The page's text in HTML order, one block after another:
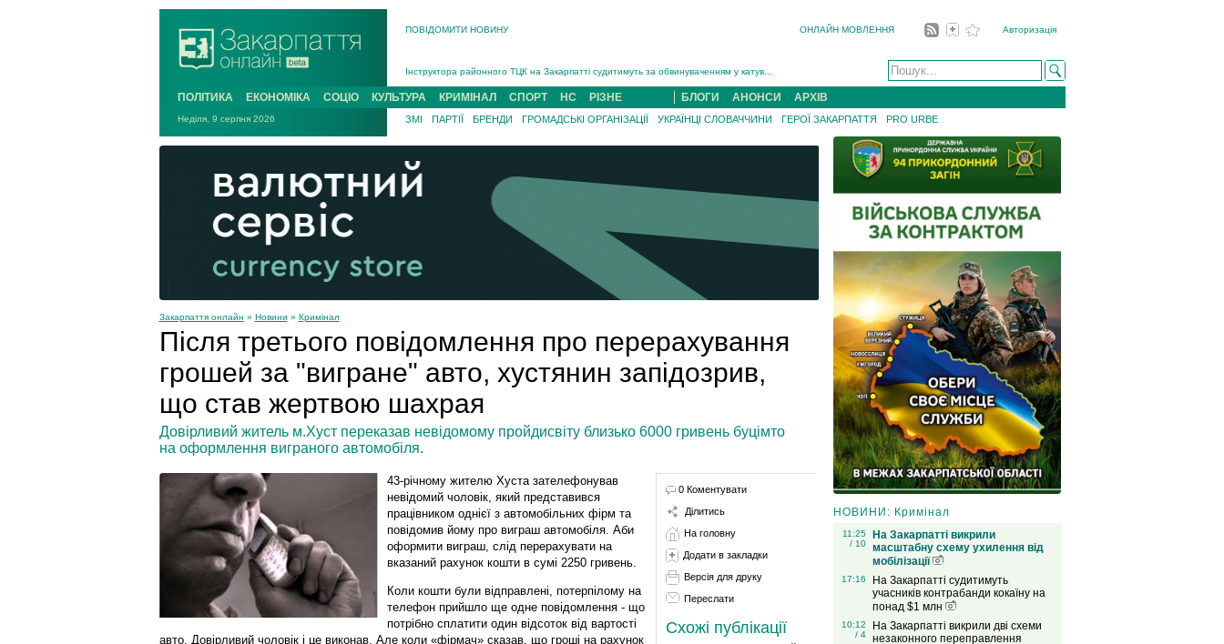
ПОВІДОМИТИ НОВИНУ ОНЛАЙН МОВЛЕННЯ Авторизація
Інструктора районного ТЦК на Закарпатті судитимуть за обвинуваченням у катув...
В Ужгороді попрощаються із полеглим на війні з росією захисником Володимиром Йор�...
В Ужгороді 5 серпня попрощаються із захисником Богданом Югасом, який два роки �...
Підтвердили загибель захисника із Нанкова на Хустщині Юліана Гербея (ФОТО)[/gree...
На війні з рф поліг військовий з Виноградова Ігнат Роздяловський (ФОТО)...
На війні загинув 26-річний військовий із Чинадійова на Мукачівщині �...
ПОЛІТИКА ЕКОНОМІКА СОЦІО КУЛЬТУРА КРИМІНАЛ СПОРТ НС РІЗНЕ БЛОГИ АНОНСИ АРХІВ
Неділя, 9 серпня 2026 ЗМІ ПАРТІЇ БРЕНДИ ГРОМАДСЬКІ ОРГАНІЗАЦІЇ УКРАЇНЦІ СЛОВАЧЧИНИ ГЕРОЇ ЗАКАРПАТТЯ PRO URBE
Закарпаття онлайн » Новини » Кримінал
Після третього повідомлення про перерахування
грошей за "вигране" авто, хустянин запідозрив,
що став жертвою шахрая
Довірливий житель м.Хуст переказав невідомому пройдисвіту близько 6000 гривень буцімто
на оформлення виграного автомобіля.
43-річному жителю Хуста зателефонував
невідомий чоловік, який представився
працівником однієї з автомобільних фірм та
повідомив йому про виграш автомобіля. Аби
оформити виграш, слід перерахувати на
вказаний рахунок кошти в сумі 2250 гривень.
Коли кошти були відправлені, потерпілому на
телефон прийшло ще одне повідомлення - що
потрібно сплатити один відсоток від вартості
авто. Довірливий чоловік і це виконав. Але коли «фірмач» сказав, що гроші на рахунок
0 Коментувати
Ділитись
На головну
Додати в закладки
Версія для друку
Переслати
Схожі публікації
НОВИНИ: Кримінал
11:25
/ 10
На Закарпатті викрили
масштабну схему ухилення від
мобілізації
17:16
На Закарпатті судитимуть
учасників контрабанди кокаїну на
понад $1 млн
10:12
/ 4
На Закарпатті викрили дві схеми
незаконного переправлення